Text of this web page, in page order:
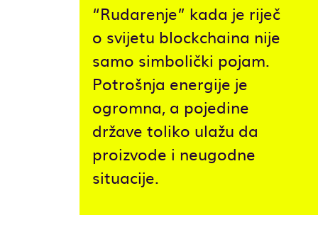
“Rudarenje” kada je riječ
o svijetu blockchaina nije
samo simbolički pojam.
Potrošnja energije je
ogromna, a pojedine
države toliko ulažu da
proizvode i neugodne
situacije.